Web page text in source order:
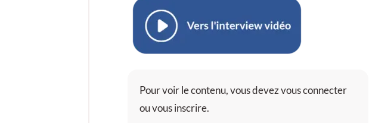
Pour voir le contenu, vous devez vous connecter
ou vous inscrire.